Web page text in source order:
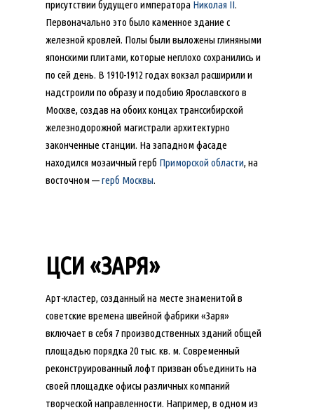
присутствии будущего императора Николая II.
Первоначально это было каменное здание с
железной кровлей. Полы были выложены глиняными
японскими плитами, которые неплохо сохранились и
по сей день. В 1910-1912 годах вокзал расширили и
надстроили по образу и подобию Ярославского в
Москве, создав на обоих концах транссибирской
железнодорожной магистрали архитектурно
законченные станции. На западном фасаде
находился мозаичный герб Приморской области, на
восточном —герб Москвы.
ЦСИ «ЗАРЯ»
Арт-кластер, созданный на месте знаменитой в
советские времена швейной фабрики «Заря»
включает в себя 7 производственных зданий общей
площадью порядка 20 тыс. кв. м. Современный
реконструированный лофт призван объединить на
своей площадке офисы различных компаний
творческой направленности. Например, в одном из